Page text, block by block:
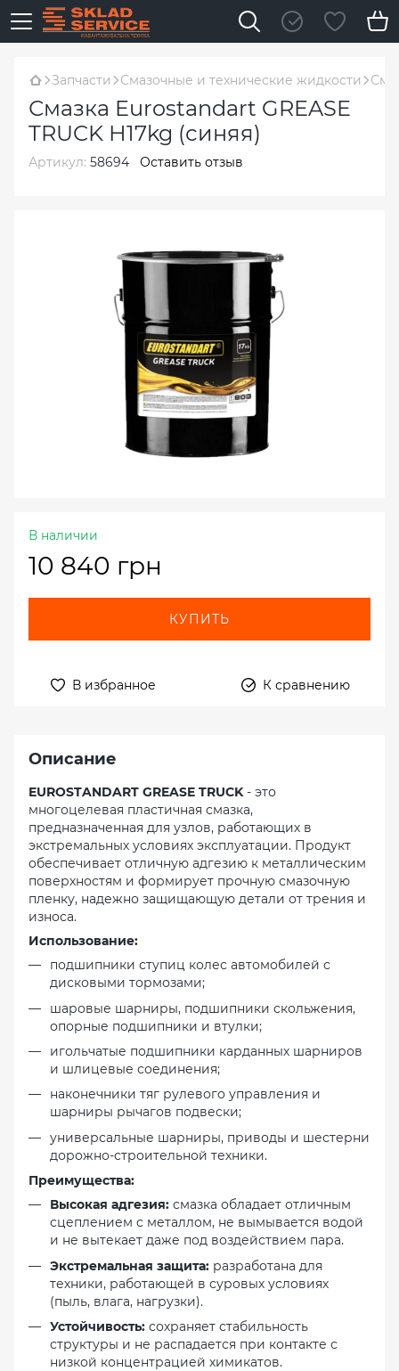
Запчасти Смазочные и технические жидкости
Смазка Eurostandart GREASE
TRUCK Н17kg (синяя)
Артикул: 58694 Оставить отзыв
В наличии
10 840 грн
КУПИТЬ
В избранное К сравнению
Описание
EUROSTANDART GREASE TRUCK- это
многоцелевая пластичная смазка,
предназначенная для узлов, работающих в
экстремальных условиях эксплуатации. Продукт
обеспечивает отличную адгезию к металлическим
поверхностям и формирует прочную смазочную
пленку, надежно защищающую детали от трения и
износа.
Использование:
подшипники ступиц колес автомобилей с
дисковыми тормозами;
шаровые шарниры, подшипники скольжения,
опорные подшипники и втулки;
игольчатые подшипники карданных шарниров
и шлицевые соединения;
наконечники тяг рулевого управления и
шарниры рычагов подвески;
универсальные шарниры, приводы и шестерни
дорожно-строительной техники.
Преимущества:
Высокая адгезия: смазка обладает отличным
сцеплением с металлом, не вымывается водой
и не вытекает даже под воздействием пара.
Экстремальная защита: разработана для
техники, работающей в суровых условиях
(пыль, влага, нагрузки).
Устойчивость: сохраняет стабильность
структуры и не распадается при контакте с
низкой концентрацией химикатов.